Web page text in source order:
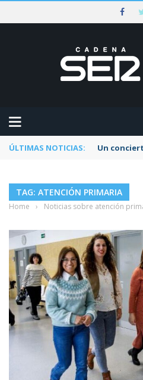
ÚLTIMAS NOTICIAS: Un
TAG: ATENCIÓN PRIMARIA
Home › Noticias sobre atención